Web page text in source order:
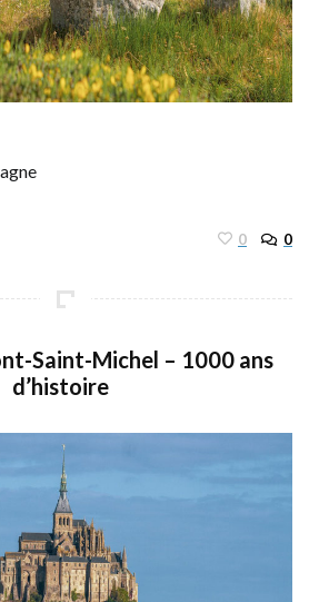
0 0
Saint-Michel – 1000 ans
d’histoire